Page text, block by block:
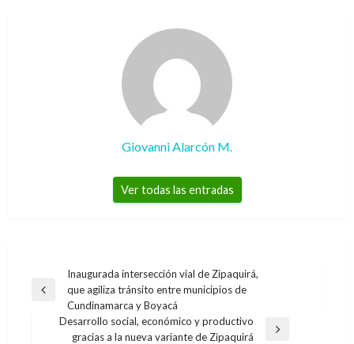
Giovanni Alarcón M.
Ver todas las entradas
Navegación
de
entradas
Entrada
Inaugurada intersección vial de Zipaquirá,
que agiliza tránsito entre municipios de
Cundinamarca y Boyacá
Entrada
Desarrollo social, económico y productivo
gracias a la nueva variante de Zipaquirá